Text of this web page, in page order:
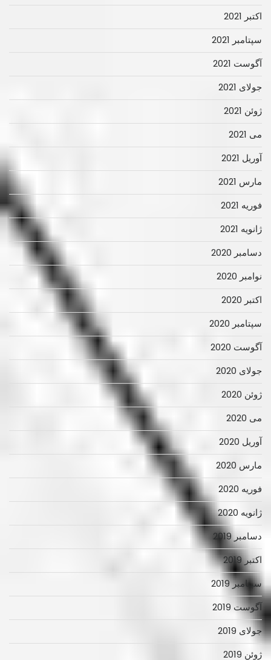
اکتبر 2021
سپتامبر 2021
آگوست 2021
جولای 2021
ژوئن 2021
می 2021
آوریل 2021
مارس 2021
فوریه 2021
ژانویه 2021
دسامبر 2020
نوامبر 2020
اکتبر 2020
سپتامبر 2020
آگوست 2020
جولای 2020
ژوئن 2020
می 2020
آوریل 2020
مارس 2020
فوریه 2020
ژانویه 2020
دسامبر 2019
اکتبر 2019
سپتامبر 2019
آگوست 2019
جولای 2019
ژوئن 2019